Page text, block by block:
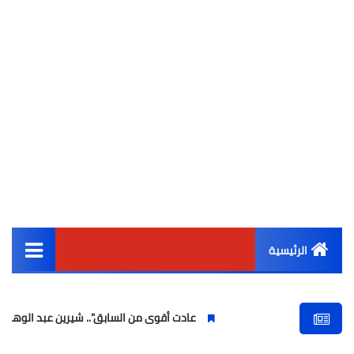
الرئيسية
أخبار مصر
عادت أقوى من السابق".. شيرين عبد الوهاب تتألق في